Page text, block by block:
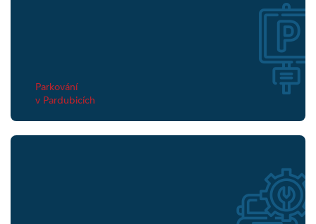
Parkování
v Pardubicích